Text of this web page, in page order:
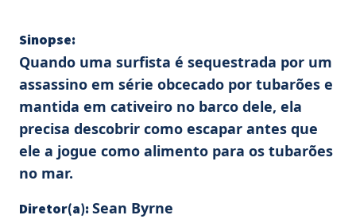
Sinopse:
Quando uma surfista é sequestrada por um
assassino em série obcecado por tubarões e
mantida em cativeiro no barco dele, ela
precisa descobrir como escapar antes que
ele a jogue como alimento para os tubarões
no mar.
Diretor(a): Sean Byrne